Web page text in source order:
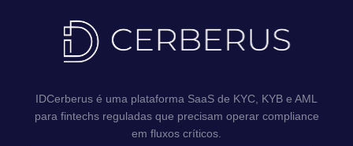
IDCerberus é uma plataforma SaaS de KYC, KYB e AML
para fintechs reguladas que precisam operar compliance
em fluxos críticos.